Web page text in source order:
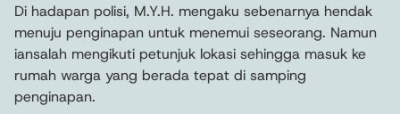
Di hadapan polisi, M.Y.H. mengaku sebenarnya hendak
menuju penginapan untuk menemui seseorang. Namun
iansalah mengikuti petunjuk lokasi sehingga masuk ke
rumah warga yang berada tepat di samping
penginapan.